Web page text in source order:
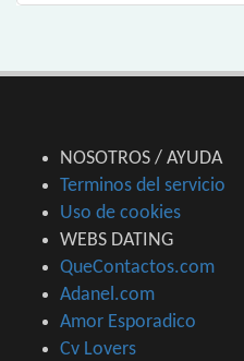
NOSOTROS / AYUDA
Terminos del servicio
Uso de cookies
WEBS DATING
QueContactos.com
Adanel.com
Amor Esporadico
Cv Lovers